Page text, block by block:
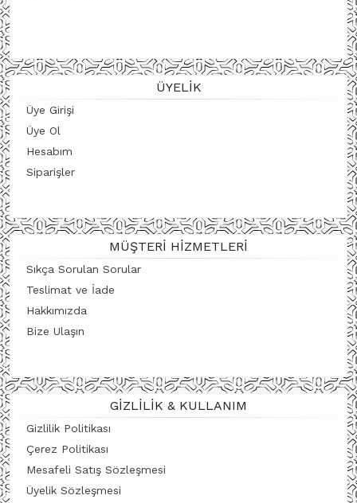
ÜYELIK
Üye Girişi
Üye Ol
Hesabım
Siparişler
MÜŞTERI HIZMETLERI
Sıkça Sorulan Sorular
Teslimat ve İade
Hakkımızda
Bize Ulaşın
GIZLILIK & KULLANIM
Gizlilik Politikası
Çerez Politikası
Mesafeli Satış Sözleşmesi
Üyelik Sözleşmesi